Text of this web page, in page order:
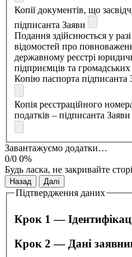
Копії документів, що
підписанта Заяви
Подання здійснюється у
відомостей про
державному реєстрі
підприємців та
Копію паспорта підписанта
Копія реєстраційного
податків – підписанта
Завантажуємо додатки…
0/0 0%
Будь ласка, не закривайте
Назад Далі
Підтвердження даних
Крок 1 —
Крок 2 — Дані